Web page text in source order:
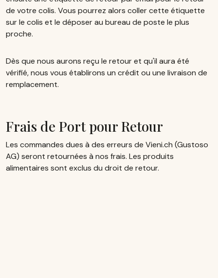
de votre colis. Vous pourrez alors coller cette étiquette
sur le colis et le déposer au bureau de poste le plus
proche.
Dès que nous aurons reçu le retour et qu'il aura été
vérifié, nous vous établirons un crédit ou une livraison de
remplacement.
Frais de Port pour Retour
Les commandes dues à des erreurs de Vieni.ch (Gustoso
AG) seront retournées à nos frais. Les produits
alimentaires sont exclus du droit de retour.